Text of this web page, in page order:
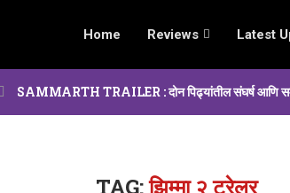
Home Reviews Latest
SAMMARTH TRAILER : दोन पिढ्यांतील संघर्ष आणि
TAG:झिम्मा २ ट्रेलर